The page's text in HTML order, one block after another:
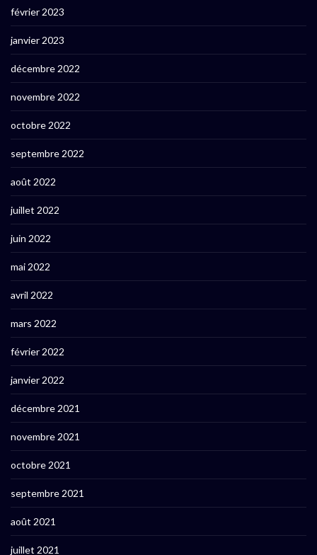
février 2023
janvier 2023
décembre 2022
novembre 2022
octobre 2022
septembre 2022
août 2022
juillet 2022
juin 2022
mai 2022
avril 2022
mars 2022
février 2022
janvier 2022
décembre 2021
novembre 2021
octobre 2021
septembre 2021
août 2021
juillet 2021